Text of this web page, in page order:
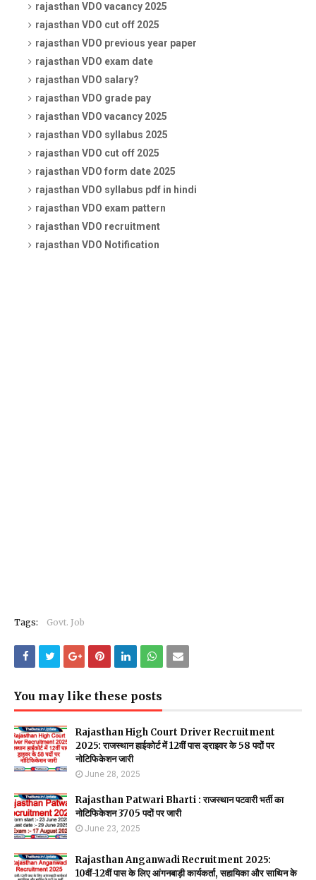
rajasthan VDO vacancy 2025
rajasthan VDO cut off 2025
rajasthan VDO previous year paper
rajasthan VDO exam date
rajasthan VDO salary?
rajasthan VDO grade pay
rajasthan VDO vacancy 2025
rajasthan VDO syllabus 2025
rajasthan VDO cut off 2025
rajasthan VDO form date 2025
rajasthan VDO syllabus pdf in hindi
rajasthan VDO exam pattern
rajasthan VDO recruitment
rajasthan VDO Notification
Tags: Govt. Job
You may like these posts
Rajasthan High Court Driver Recruitment
2025: राजस्थान हाईकोर्ट में 12वीं पास ड्राइवर के 58 पदों पर
नोटिफिकेशन जारी
June 28, 2025
Rajasthan Patwari Bharti : राजस्थान पटवारी भर्ती का
नोटिफिकेशन 3705 पदों पर जारी
June 23, 2025
Rajasthan Anganwadi Recruitment 2025:
10वीं-12वीं पास के लिए आंगनबाड़ी कार्यकर्ता, सहायिका और साथिन के